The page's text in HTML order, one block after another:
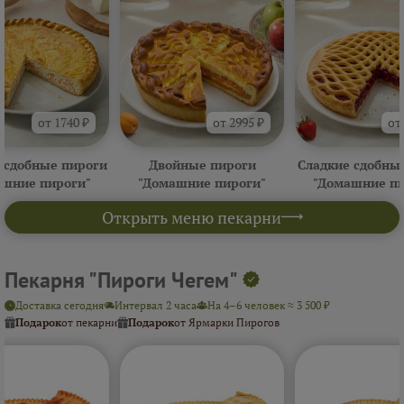
Открыть меню пекарни
от 1740 ₽
пироги
пироги"
от 2995 ₽
Двойные пироги
"Домашние пироги"
от
Сладкие
"Домашние
Пекарня "Пироги Чегем"
Доставка сегодня Интервал 2 часа
На 4–6 человек ≈ 3 500 ₽
Подарокот пекарни Подарокот Ярмарки Пирогов